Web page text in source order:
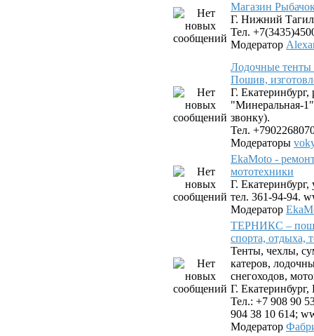
Магазин
Г. Нижний
Тел.
Модератор
Лодочные тенты
Пошив,
Г.
"Минеральная-
звонку).
Тел.
Модераторы
EkaMoto -
мототехники
Г.
тел. 361-94-94.
Модератор
ТЕРНИКС –
спорта, отдыха,
Тенты, чехлы,
катеров,
снегоходов,
Г.
Тел.: +7 908 90
904 38 10 614;
Модератор